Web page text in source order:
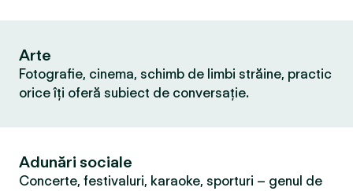
Arte
Fotografie, cinema, schimb de limbi străine, practic
orice îți oferă subiect de conversație.
Adunări sociale
Concerte, festivaluri, karaoke, sporturi – genul de